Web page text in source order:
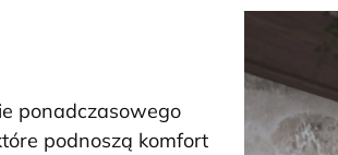
ponadczasowego
podnoszą komfort